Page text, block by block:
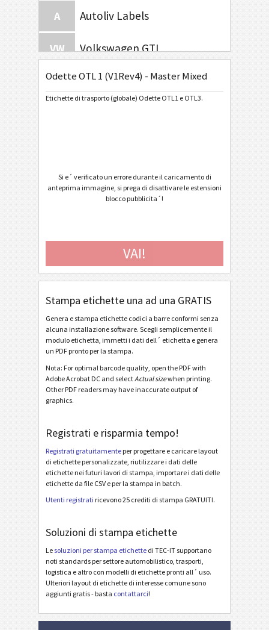
A Autoliv Labels
VW Volkswagen GTL
GM General Motors
O Odette
Odette OTL 1 (V1Rev4) - Master Mixed
Odette OTL 3 - Generic
Odette OTL 3 - Single / Master
Odette OTL 3 - Master Multiple
Odette OTL 3 - Master Mixed
Odette OTL 3 - License Plate - Single / Master
Odette OTL 3 - L3P License Plate - Master Mixed
G
Galia
B BOSCH
MAT Etichette MAT
Odette OTL 1 (V1Rev4) - Master Mixed
Etichette di trasporto (globale) Odette OTL1 e OTL3.
Si e´ verificato un errore durante il caricamento di
anteprima immagine, si prega di disattivare le estensioni
blocco pubblicita´!
VAI!
Stampa etichette una ad una GRATIS
Genera e stampa etichette codici a barre conformi senza
alcuna installazione software. Scegli semplicemente il
modulo etichetta, immetti i dati dell´ etichetta e genera
un PDF pronto per la stampa.
Nota: For optimal barcode quality, open the PDF with
Adobe Acrobat DC and selectActual sizewhen printing.
Other PDF readers may have inaccurate output of
graphics.
Registrati e risparmia tempo!
Registrati gratuitamente per progettare e caricare layout
di etichette personalizzate, riutilizzare i dati delle
etichette nei futuri lavori di stampa, importare i dati delle
etichette da file CSV e per la stampa in batch.
Utenti registrati ricevono 25 crediti di stampa GRATUITI.
Soluzioni di stampa etichette
Le soluzioni per stampa etichette di TEC-IT supportano
noti standards per settore automobilistico, trasporti,
logistica e altro con modelli di etichette pronti all´ uso.
Ulteriori layout di etichette di interesse comune sono
aggiunti gratis - basta contattarci!